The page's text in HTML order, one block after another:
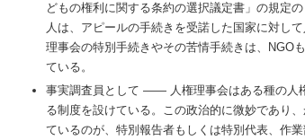
どもの権利に関する条約の選択議定書」の規定
人は、アピールの手続きを受諾した国家に対し
理事会の特別手続きやその苦情手続きは、NGO
ている。
事実調査員として ―― 人権理事会はある種の人
る制度を設けている。この政治的に微妙であり
ているのが、特別報告者もしくは特別代表、作